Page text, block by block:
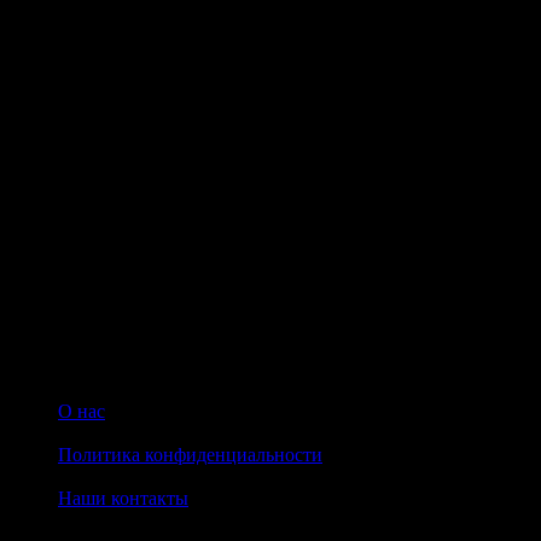
О нас
Политика конфиденциальности
Наши контакты